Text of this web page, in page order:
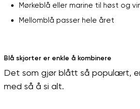
Mørkeblå eller marine til høst og
Mellomblå passer hele året
Blå skjorter er enkle å kombinere
Det som gjør blått så populært,
med så å si alt.